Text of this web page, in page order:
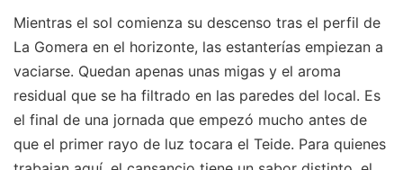
Mientras el sol comienza su descenso tras el perfil de
La Gomera en el horizonte, las estanterías empiezan a
vaciarse. Quedan apenas unas migas y el aroma
residual que se ha filtrado en las paredes del local. Es
el final de una jornada que empezó mucho antes de
que el primer rayo de luz tocara el Teide. Para quienes